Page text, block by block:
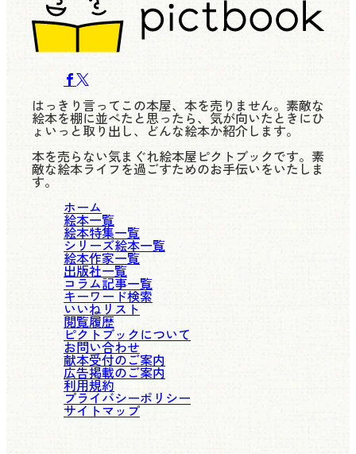
はっきり言ってこの本屋、本を売りません。素敵な
絵本を棚に並べたと思ったら、気が向いたときにひ
ょいっと取り出し、どんな絵本か紹介します。
本を売らない気まぐれ絵本屋ピクトブックです。素
敵な絵本ライフを過ごすためのお手伝いをいたしま
す。
ホーム
絵本一覧
絵本特集一覧
シリーズ絵本一覧
絵本作家一覧
出版社一覧
コラム記事一覧
キーワード検索
いいねリスト
閲覧履歴
ピクトブックについて
お問い合わせ
献本受付のご案内
広告掲載のご案内
利用規約
プライバシーポリシー
サイトマップ